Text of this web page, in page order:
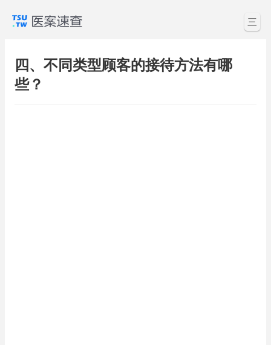
三
四、不同类型顾客的接待方法有哪
些？